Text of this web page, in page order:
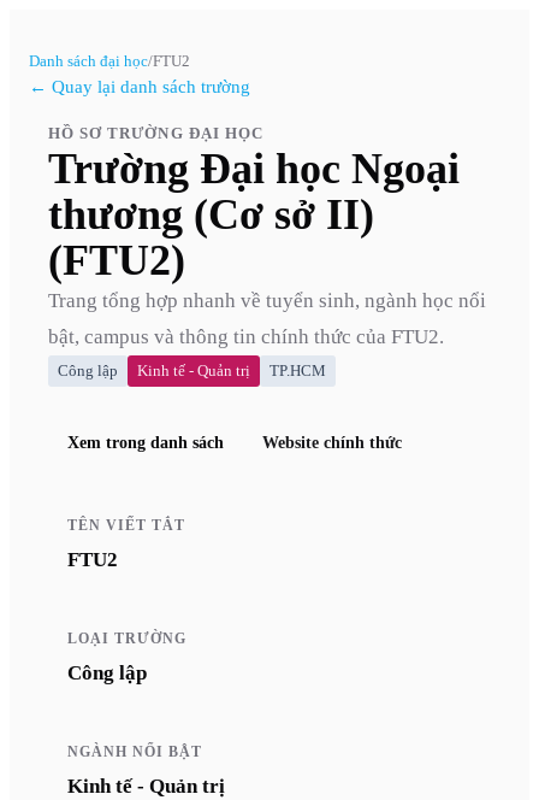
Danh sách đại học/FTU2
← Quay lại danh sách trường
HỒ SƠ TRƯỜNG ĐẠI HỌC
Trường Đại học Ngoại
thương (Cơ sở II)
(FTU2)
Trang tổng hợp nhanh về tuyển sinh, ngành học nổi
bật, campus và thông tin chính thức của FTU2.
Công lập Kinh tế - Quản trị TP.HCM
Xem trong danh sách Website chính thức
TÊN VIẾT TẮT
FTU2
LOẠI TRƯỜNG
Công lập
NGÀNH NỔI BẬT
Kinh tế - Quản trị